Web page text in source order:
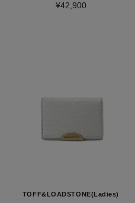
¥42,900
TOFF&LOADSTONE(Ladies)